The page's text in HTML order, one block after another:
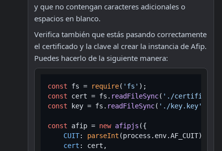
y que no contengan caracteres adicionales o
espacios en blanco.
Verifica también que estás pasando correctamente
el certificado y la clave al crear la instancia de Afip.
Puedes hacerlo de la siguiente manera:
const fs = require( 'fs'
const cert = fs. readFileSync( './
const key = fs. readFileSync( './key.key'
const afip = new afipjs ({
CUIT: parseInt (process. env.AF_CUIT),
cert : cert,